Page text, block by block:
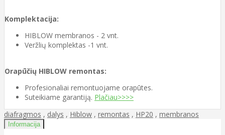
Komplektacija:
HIBLOW membranos - 2 vnt.
Veržlių komplektas -1 vnt.
Orapūčių HIBLOW remontas:
Profesionaliai remontuojame orapūtes.
Suteikiame garantiją. Plačiau>>>>
diafragmos , dalys , Hiblow , remontas , HP20 , membranos
Informacija